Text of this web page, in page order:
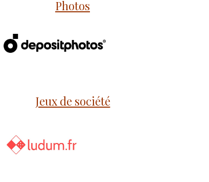
Photos
Jeux de société